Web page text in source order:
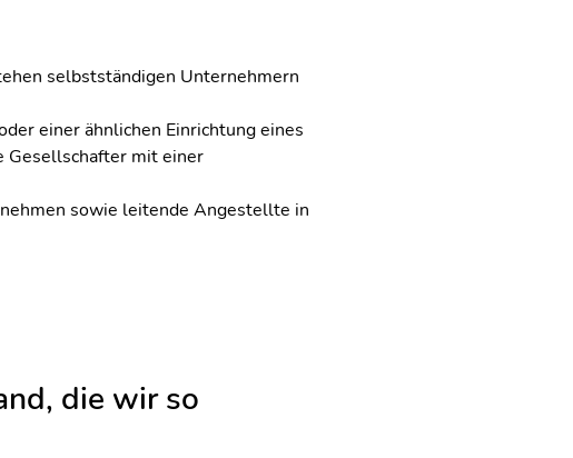
selbstständigen Unternehmern
einer ähnlichen Einrichtung eines
Gesellschafter mit einer
sowie leitende Angestellte in
die wir so